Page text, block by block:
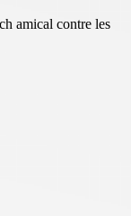
amical contre les